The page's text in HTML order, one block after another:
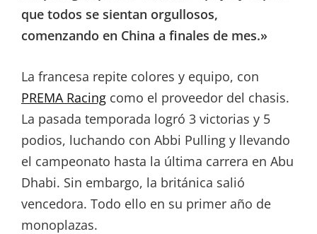
que todos se sientan orgullosos,
comenzando en China a finales de mes.»
La francesa repite colores y equipo, con
PREMA Racing como el proveedor del chasis.
La pasada temporada logró 3 victorias y 5
podios, luchando con Abbi Pulling y llevando
el campeonato hasta la última carrera en Abu
Dhabi. Sin embargo, la británica salió
vencedora. Todo ello en su primer año de
monoplazas.